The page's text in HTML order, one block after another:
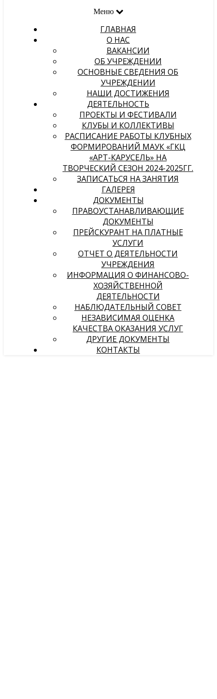
Меню
ГЛАВНАЯ
О НАС
ВАКАНСИИ
ОБ УЧРЕЖДЕНИИ
ОСНОВНЫЕ СВЕДЕНИЯ ОБ
УЧРЕЖДЕНИИ
НАШИ ДОСТИЖЕНИЯ
ДЕЯТЕЛЬНОСТЬ
ПРОЕКТЫ И ФЕСТИВАЛИ
КЛУБЫ И КОЛЛЕКТИВЫ
РАСПИСАНИЕ РАБОТЫ КЛУБНЫХ
ФОРМИРОВАНИЙ МАУК «ГКЦ
«АРТ-КАРУСЕЛЬ» НА
ТВОРЧЕСКИЙ СЕЗОН 2024-2025ГГ.
ЗАПИСАТЬСЯ НА ЗАНЯТИЯ
ГАЛЕРЕЯ
ДОКУМЕНТЫ
ПРАВОУСТАНАВЛИВАЮЩИЕ
ДОКУМЕНТЫ
ПРЕЙСКУРАНТ НА ПЛАТНЫЕ
УСЛУГИ
ОТЧЕТ О ДЕЯТЕЛЬНОСТИ
УЧРЕЖДЕНИЯ
ИНФОРМАЦИЯ О ФИНАНСОВО-
ХОЗЯЙСТВЕННОЙ
ДЕЯТЕЛЬНОСТИ
НАБЛЮДАТЕЛЬНЫЙ СОВЕТ
НЕЗАВИСИМАЯ ОЦЕНКА
КАЧЕСТВА ОКАЗАНИЯ УСЛУГ
ДРУГИЕ ДОКУМЕНТЫ
КОНТАКТЫ